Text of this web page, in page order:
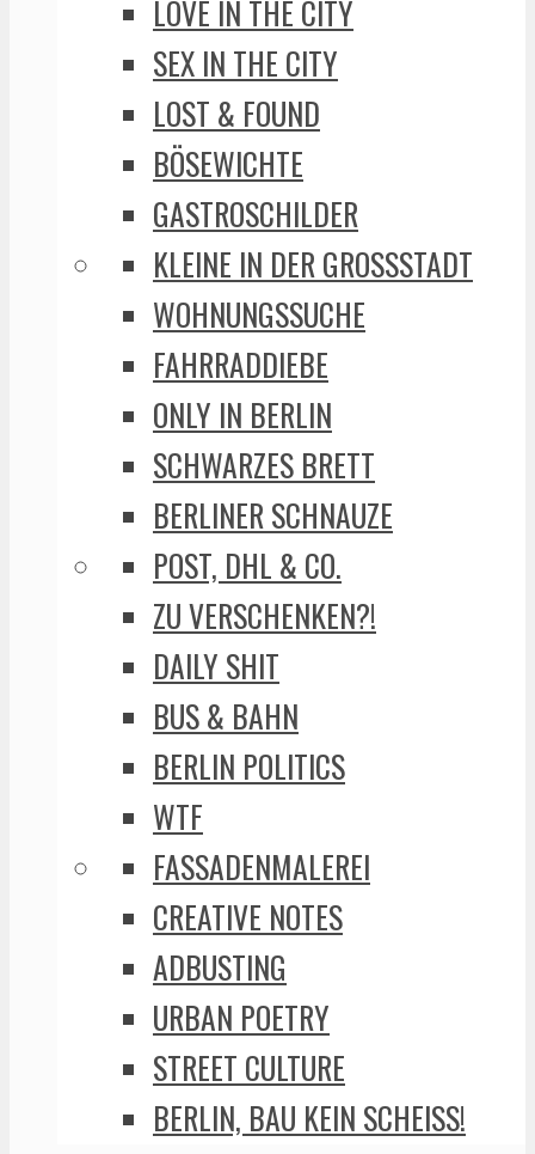
LOVE IN THE CITY
SEX IN THE CITY
LOST & FOUND
BÖSEWICHTE
GASTROSCHILDER
KLEINE IN DER GROSSSTADT
WOHNUNGSSUCHE
FAHRRADDIEBE
ONLY IN BERLIN
SCHWARZES BRETT
BERLINER SCHNAUZE
POST, DHL & CO.
ZU VERSCHENKEN?!
DAILY SHIT
BUS & BAHN
BERLIN POLITICS
WTF
FASSADENMALEREI
CREATIVE NOTES
ADBUSTING
URBAN POETRY
STREET CULTURE
BERLIN, BAU KEIN SCHEISS!